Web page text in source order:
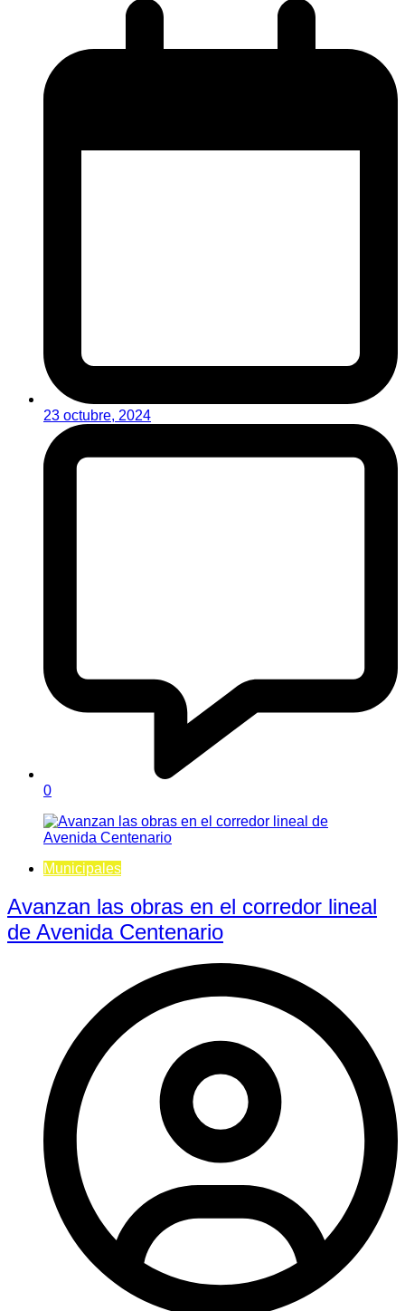
23 octubre, 2024
0
Municipales
Avanzan las obras en el corredor lineal
de Avenida Centenario